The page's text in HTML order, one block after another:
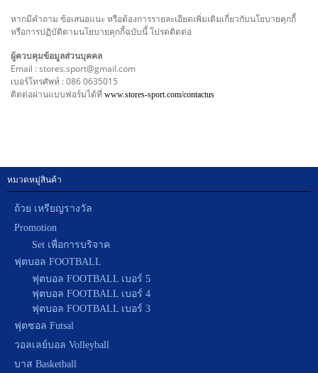
หากมีคำถาม ข้อเสนอแนะ หรือต้องการรายละเอียดเพิ่มเติมเกี่ยวกับนโยบายคุกกี้
หรือการปฏิบัติตามนโยบายคุกกี้ฉบับนี้ โปรดติดต่อ
ผู้ควบคุมข้อมูลส่วนบุคคล
Email : stores.sport@gmail.com
เบอร์โทรศัพท์ : 086 0635015
ติดต่อผ่านแบบฟอร์มได้ที่ www.stores-sport.com/contactus
หมวดหมู่สินค้า
ถ้วย เหรียญรางวัล
Promotion
Set เพื่อการบริจาค
ฟุตบอล FOOTBALL
ฟุตบอล FOOTBALL เบอร์ 5
ฟุตบอล FOOTBALL เบอร์ 4
ฟุตบอล FOOTBALL เบอร์ 3
ฟุตซอล Futsal
วอลเลย์บอล Volleyball
บาส Basketball